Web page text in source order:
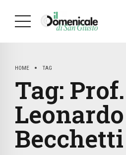
HOME TAG
Tag: Prof.
Leonardo
Becchetti